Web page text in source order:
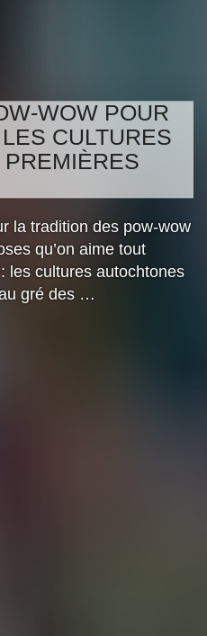
WOW POUR
CULTURES
la tradition des pow-wow
qu’on aime tout
les cultures autochtones
gré des …